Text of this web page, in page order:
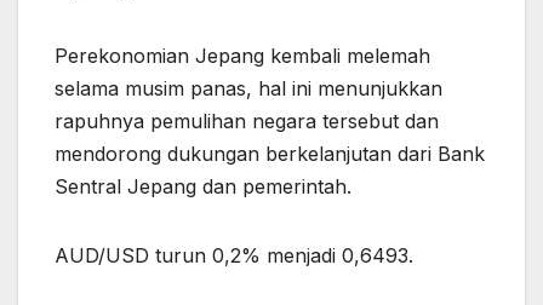
Perekonomian Jepang kembali melemah
selama musim panas, hal ini menunjukkan
rapuhnya pemulihan negara tersebut dan
mendorong dukungan berkelanjutan dari Bank
Sentral Jepang dan pemerintah.
AUD/USD turun 0,2% menjadi 0,6493.